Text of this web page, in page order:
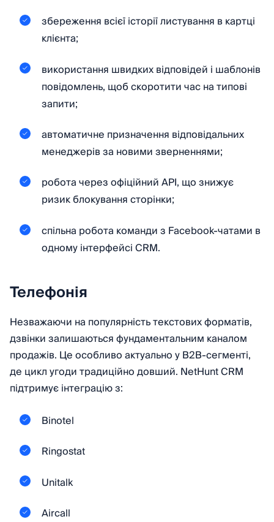
збереження всієї історії листування в картці
клієнта;
використання швидких відповідей і шаблонів
повідомлень, щоб скоротити час на типові
запити;
автоматичне призначення відповідальних
менеджерів за новими зверненнями;
робота через офіційний API, що знижує
ризик блокування сторінки;
спільна робота команди з Facebook-чатами в
одному інтерфейсі CRM.
Телефонія
Незважаючи на популярність текстових форматів,
дзвінки залишаються фундаментальним каналом
продажів. Це особливо актуально у B2B-сегменті,
де цикл угоди традиційно довший. NetHunt CRM
підтримує інтеграцію з:
Binotel
Ringostat
Unitalk
Aircall